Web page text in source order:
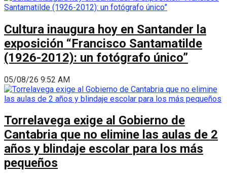
Cultura inaugura hoy en Santander la
exposición “Francisco Santamatilde
(1926-2012): un fotógrafo único”
05/08/26 9:52 AM
Torrelavega exige al Gobierno de
Cantabria que no elimine las aulas de 2
años y blindaje escolar para los más
pequeños